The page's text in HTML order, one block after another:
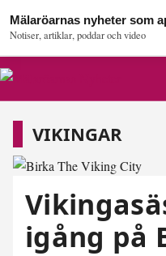
Mälaröarnas nyheter som
Notiser, artiklar, poddar och video
Vikingar
VIKINGAR
igång på